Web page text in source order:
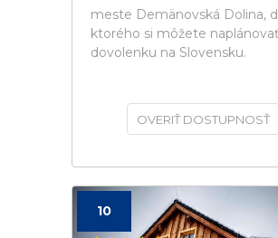
meste Demänovská Dolina,
ktorého si môžete
dovolenku na Slovensku.
OVERIŤ DOSTUPNOSŤ
10